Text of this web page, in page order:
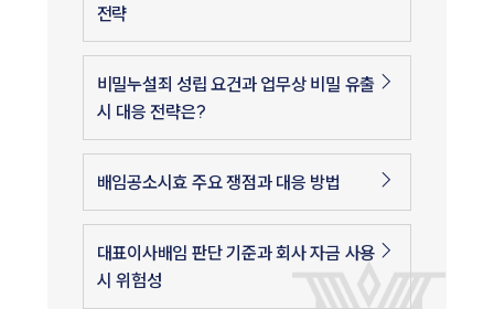
전략
비밀누설죄 성립 요건과 업무상 비밀 유출
시 대응 전략은?
배임공소시효 주요 쟁점과 대응 방법
대표이사배임 판단 기준과 회사 자금 사용
시 위험성